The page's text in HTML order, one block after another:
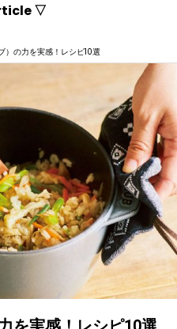
▽
）の力を実感！レシピ10選